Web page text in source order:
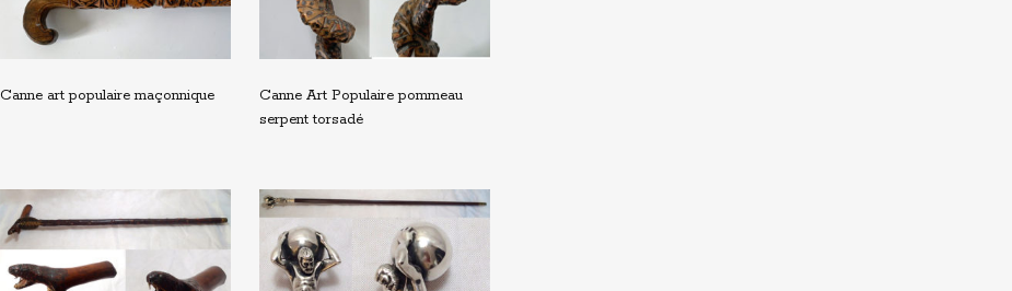
Canne art populaire maçonnique
Canne Art Populaire pommeau
serpent torsadé